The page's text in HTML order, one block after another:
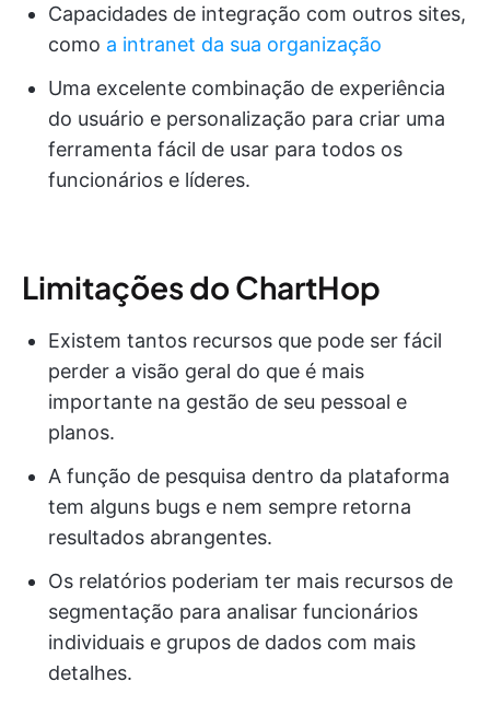
Capacidades de integração com outros sites,
como a intranet da sua organização
Uma excelente combinação de experiência
do usuário e personalização para criar uma
ferramenta fácil de usar para todos os
funcionários e líderes.
Limitações do ChartHop
Existem tantos recursos que pode ser fácil
perder a visão geral do que é mais
importante na gestão de seu pessoal e
planos.
A função de pesquisa dentro da plataforma
tem alguns bugs e nem sempre retorna
resultados abrangentes.
Os relatórios poderiam ter mais recursos de
segmentação para analisar funcionários
individuais e grupos de dados com mais
detalhes.